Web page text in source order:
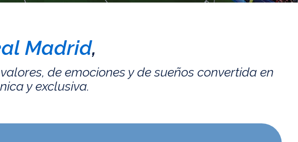
Madrid,
de emociones y de sueños convertida en
y exclusiva.